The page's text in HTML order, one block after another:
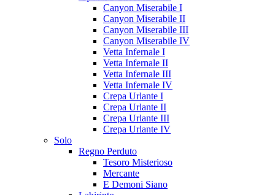
Canyon Miserabile I
Canyon Miserabile II
Canyon Miserabile III
Canyon Miserabile IV
Vetta Infernale I
Vetta Infernale II
Vetta Infernale III
Vetta Infernale IV
Crepa Urlante I
Crepa Urlante II
Crepa Urlante III
Crepa Urlante IV
Solo
Regno Perduto
Tesoro Misterioso
Mercante
E Demoni Siano